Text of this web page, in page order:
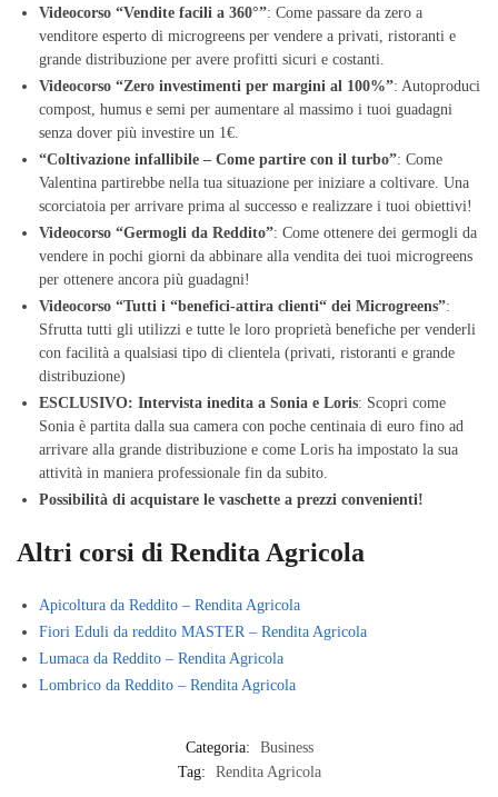
Videocorso “Vendite facili a 360°”: Come passare da zero a
venditore esperto di microgreens per vendere a privati, ristoranti e
grande distribuzione per avere profitti sicuri e costanti.
Videocorso “Zero investimenti per margini al 100%”: Autoproduci
compost, humus e semi per aumentare al massimo i tuoi guadagni
senza dover più investire un 1€.
“Coltivazione infallibile – Come partire con il turbo”: Come
Valentina partirebbe nella tua situazione per iniziare a coltivare. Una
scorciatoia per arrivare prima al successo e realizzare i tuoi obiettivi!
Videocorso “Germogli da Reddito”: Come ottenere dei germogli da
vendere in pochi giorni da abbinare alla vendita dei tuoi microgreens
per ottenere ancora più guadagni!
Videocorso “Tutti i “benefici-attira clienti“ dei Microgreens”:
Sfrutta tutti gli utilizzi e tutte le loro proprietà benefiche per venderli
con facilità a qualsiasi tipo di clientela (privati, ristoranti e grande
distribuzione)
ESCLUSIVO: Intervista inedita a Sonia e Loris: Scopri come
Sonia è partita dalla sua camera con poche centinaia di euro fino ad
arrivare alla grande distribuzione e come Loris ha impostato la sua
attività in maniera professionale fin da subito.
Possibilità di acquistare le vaschette a prezzi convenienti!
Altri corsi di Rendita Agricola
Apicoltura da Reddito – Rendita Agricola
Fiori Eduli da reddito MASTER – Rendita Agricola
Lumaca da Reddito – Rendita Agricola
Lombrico da Reddito – Rendita Agricola
Categoria:
Business
Tag:
Rendita Agricola